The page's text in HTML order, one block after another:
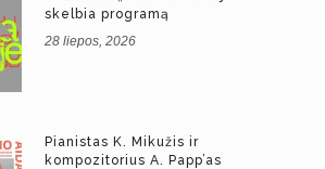
skelbia programą
28 liepos, 2026
Pianistas K. Mikužis ir
kompozitorius A. Papp’as